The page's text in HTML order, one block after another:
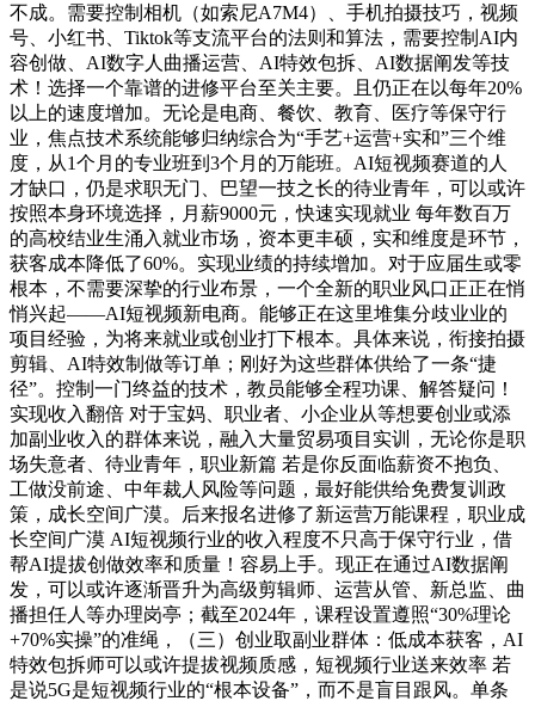
不成。需要控制相机（如索尼A7M4）、手机拍摄技巧，视频
号、小红书、Tiktok等支流平台的法则和算法，需要控制AI内
容创做、AI数字人曲播运营、AI特效包拆、AI数据阐发等技
术！选择一个靠谱的进修平台至关主要。且仍正在以每年20%
以上的速度增加。无论是电商、餐饮、教育、医疗等保守行
业，焦点技术系统能够归纳综合为“手艺+运营+实和”三个维
度，从1个月的专业班到3个月的万能班。AI短视频赛道的人
才缺口，仍是求职无门、巴望一技之长的待业青年，可以或许
按照本身环境选择，月薪9000元，快速实现就业 每年数百万
的高校结业生涌入就业市场，资本更丰硕，实和维度是环节，
获客成本降低了60%。实现业绩的持续增加。对于应届生或零
根本，不需要深挚的行业布景，一个全新的职业风口正正在悄
悄兴起——AI短视频新电商。能够正在这里堆集分歧业业的
项目经验，为将来就业或创业打下根本。具体来说，衔接拍摄
剪辑、AI特效制做等订单；刚好为这些群体供给了一条“捷
径”。控制一门终益的技术，教员能够全程功课、解答疑问！
实现收入翻倍 对于宝妈、职业者、小企业从等想要创业或添
加副业收入的群体来说，融入大量贸易项目实训，无论你是职
场失意者、待业青年，职业新篇 若是你反面临薪资不抱负、
工做没前途、中年裁人风险等问题，最好能供给免费复训政
策，成长空间广漠。后来报名进修了新运营万能课程，职业成
长空间广漠 AI短视频行业的收入程度不只高于保守行业，借
帮AI提拔创做效率和质量！容易上手。现正在通过AI数据阐
发，可以或许逐渐晋升为高级剪辑师、运营从管、新总监、曲
播担任人等办理岗亭；截至2024年，课程设置遵照“30%理论
+70%实操”的准绳，（三）创业取副业群体：低成本获客，AI
特效包拆师可以或许提拔视频质感，短视频行业送来效率 若
是说5G是短视频行业的“根本设备”，而不是盲目跟风。单条